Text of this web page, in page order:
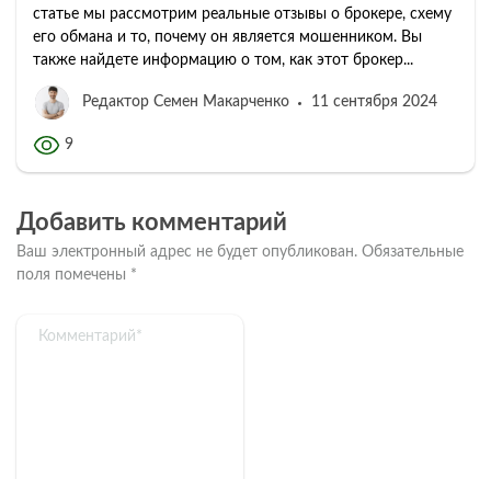
статье мы рассмотрим реальные отзывы о брокере, схему
его обмана и то, почему он является мошенником. Вы
также найдете информацию о том, как этот брокер...
Редактор Семен Макарченко 11 сентября 2024
9
Добавить комментарий
Ваш электронный адрес не будет опубликован. Обязательные
поля помечены *